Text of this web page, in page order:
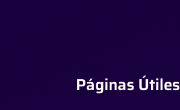
Páginas Útiles